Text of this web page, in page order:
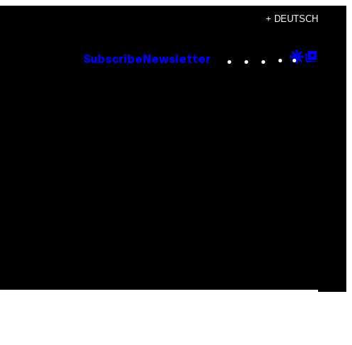
+ DEUTSCH
Subscribe Newsletter Instagram
TikTok
YouTube
Google